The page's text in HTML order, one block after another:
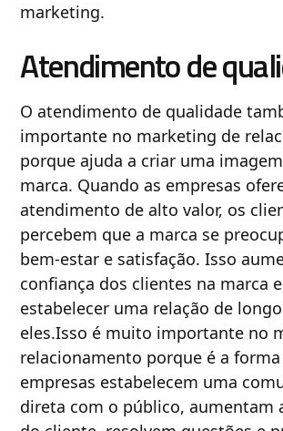
marketing.
Atendimento de
O atendimento de qualidade
importante no marketing de
porque ajuda a criar uma
marca. Quando as empresas
atendimento de alto valor, os
percebem que a marca se
bem-estar e satisfação. Isso
confiança dos clientes na marca
estabelecer uma relação de
eles.Isso é muito importante no
relacionamento porque é a
empresas estabelecem uma
direta com o público, aumentam